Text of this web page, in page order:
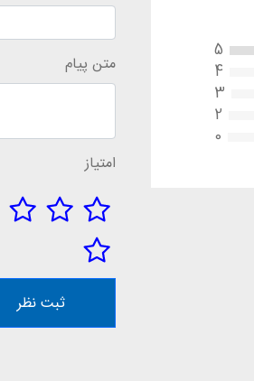
5
4
3
2
0
متن پیام
امتیاز
ثبت نظر